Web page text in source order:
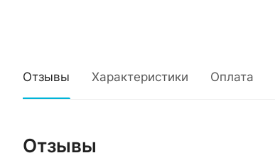
Отзывы Характеристики Оплата
Отзывы